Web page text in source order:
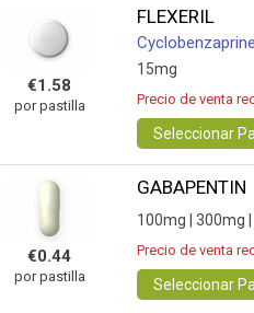
€1.58
por pastilla
FLEXERIL
15mg
Precio de venta
Seleccionar
€0.44
por pastilla
GABAPENTIN
100mg | 300mg |
Precio de venta
Seleccionar